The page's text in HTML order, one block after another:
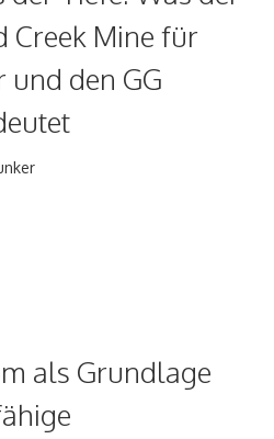
Creek Mine für
und den GG
als Grundlage